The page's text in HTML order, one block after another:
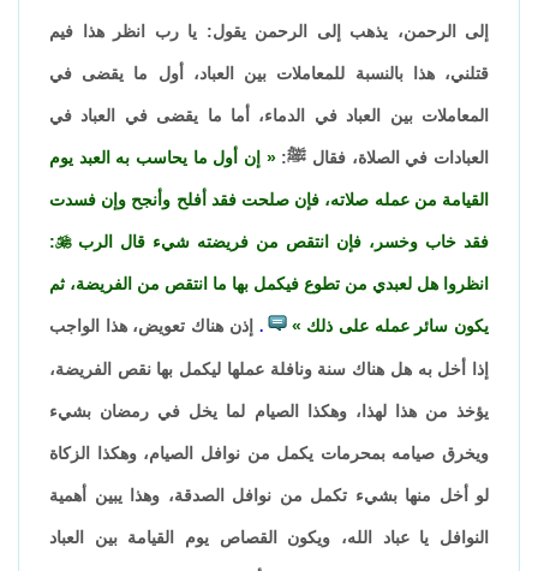
إلى الرحمن، يذهب إلى الرحمن يقول: يا رب انظر هذا فيم
قتلني، هذا بالنسبة للمعاملات بين العباد، أول ما يقضى في
المعاملات بين العباد في الدماء، أما ما يقضى في العباد في
العبادات في الصلاة، فقال ﷺ: إن أول ما يحاسب به العبد يوم
القيامة من عمله صلاته، فإن صلحت فقد أفلح وأنجح وإن فسدت
فقد خاب وخسر، فإن انتقص من فريضته شيء قال الرب
:
انظروا هل لعبدي من تطوع فيكمل بها ما انتقص من الفريضة، ثم
يكون سائر عمله على ذلك . إذن هناك تعويض، هذا الواجب
إذا أخل به هل هناك سنة ونافلة عملها ليكمل بها نقص الفريضة،
يؤخذ من هذا لهذا، وهكذا الصيام لما يخل في رمضان بشيء
ويخرق صيامه بمحرمات يكمل من نوافل الصيام، وهكذا الزكاة
لو أخل منها بشيء تكمل من نوافل الصدقة، وهذا يبين أهمية
النوافل يا عباد الله، ويكون القصاص يوم القيامة بين العباد